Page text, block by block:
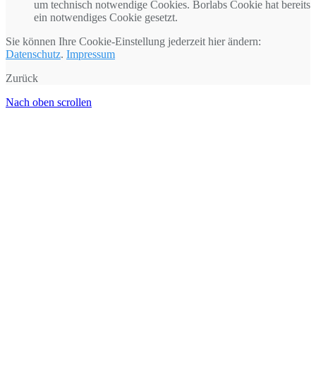
um technisch notwendige Cookies. Borlabs Cookie hat bereits
ein notwendiges Cookie gesetzt.
Sie können Ihre Cookie-Einstellung jederzeit hier ändern:
Datenschutz. Impressum
Zurück
Nach oben scrollen